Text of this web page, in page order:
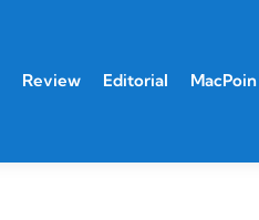
Review Editorial MacPoin